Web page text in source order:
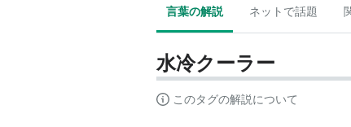
言葉の解説 ネットで話題
水冷クーラー
このタグの解説について